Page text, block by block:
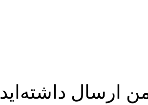
ارسال داشته‌اید